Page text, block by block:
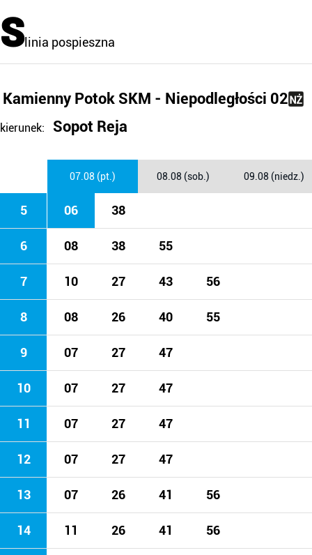
Slinia pospieszna
Kamienny Potok SKM - Niepodległości 02
kierunek: Sopot Reja
07.08 (pt.) 08.08 (sob.) 09.08 (niedz.)
5 06 38
6 08 38 55
7 10 27 43 56
8 08 26 40 55
9 07 27 47
10 07 27 47
11 07 27 47
12 07 27 47
13 07 26 41 56
14 11 26 41 56